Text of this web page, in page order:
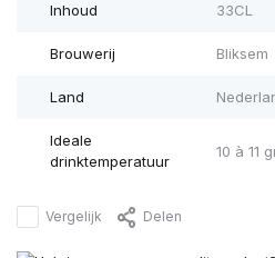
Inhoud 33CL
Brouwerij Bliksem
Land
Ideale
drinktemperatuur
10 à 11
Vergelijk Delen